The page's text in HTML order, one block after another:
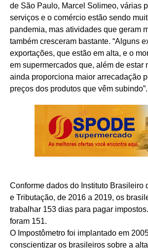
de São Paulo, Marcel Solimeo, várias
serviços e o comércio estão sendo
pandemia, mas atividades que geram
também cresceram bastante. “Alguns
exportações, que estão em alta, e o
em supermercados que, além de estar
ainda proporciona maior arrecadação
preços dos produtos que vêm subindo”.
Conforme dados do Instituto Brasileiro
e Tributação, de 2016 a 2019, os
trabalhar 153 dias para pagar
foram 151.
O Impostômetro foi implantado em
conscientizar os brasileiros sobre a